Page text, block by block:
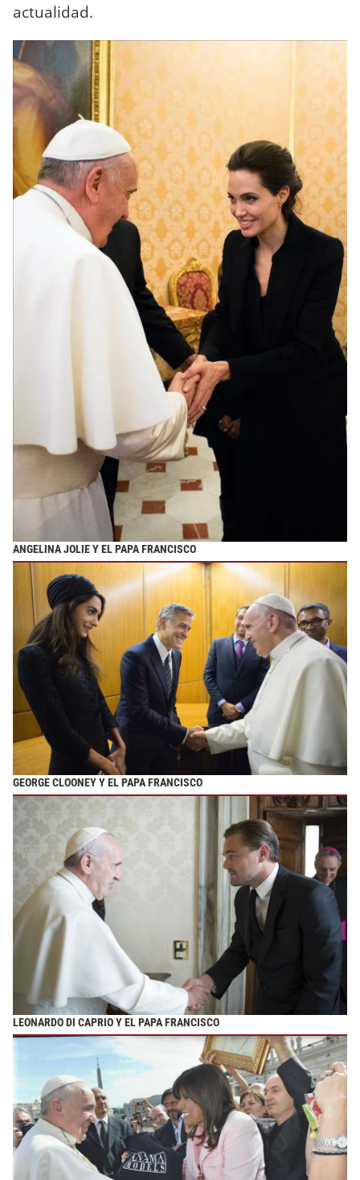
actualidad.
ANGELINA JOLIE Y EL PAPA FRANCISCO
GEORGE CLOONEY Y EL PAPA FRANCISCO
LEONARDO DI CAPRIO Y EL PAPA FRANCISCO